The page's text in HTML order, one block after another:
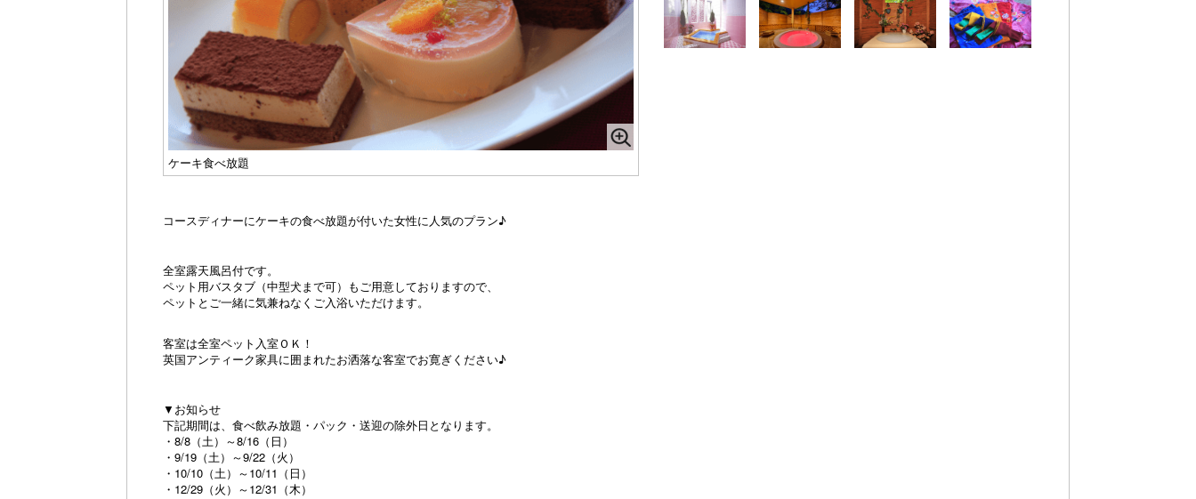
ケーキ食べ放題
コースディナーにケーキの食べ放題が付いた女性に人気のプラン♪
全室露天風呂付です。
ペット用バスタブ（中型犬まで可）もご用意しておりますので、
ペットとご一緒に気兼ねなくご入浴いただけます。
客室は全室ペット入室ＯＫ！
英国アンティーク家具に囲まれたお洒落な客室でお寛ぎください♪
▼お知らせ
下記期間は、食べ飲み放題・パック・送迎の除外日となります。
・8/8（土）～8/16（日）
・9/19（土）～9/22（火）
・10/10（土）～10/11（日）
・12/29（火）～12/31（木）